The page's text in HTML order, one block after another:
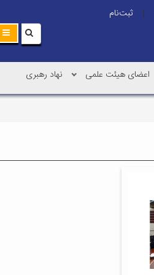
|
ثبت‌نام
اعضای هیئت علمی نهاد رهبری